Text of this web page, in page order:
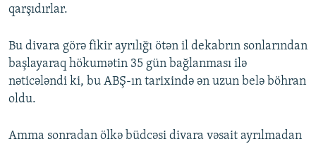
qarşıdırlar.
Bu divara görə fikir ayrılığı ötən il dekabrın sonlarından
başlayaraq hökumətin 35 gün bağlanması ilə
nəticələndi ki, bu ABŞ-ın tarixində ən uzun belə böhran
oldu.
Amma sonradan ölkə büdcəsi divara vəsait ayrılmadan